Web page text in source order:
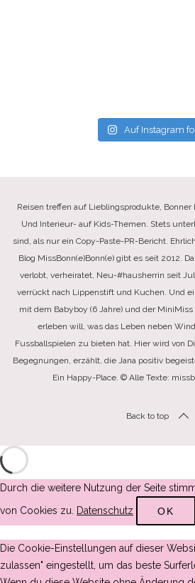
Auf Instagram
Reisen treffen auf Lieblingsprodukte, Bonner
Und Interieur- auf Kids-Themen. Stets
sind, als nur ein Copy-Paste-PR-Bericht.
Blog MissBonn(e)Bonn(e) gibt es seit 2012.
verlobt, verheiratet, Neu-#hausherrin seit
verrückt nach Lippenstift und Kuchen. Und
mit dem Babyboy (6 Jahre) und der MiniMiss
erleben will, was das Leben neben
Fussballspielen zu bieten hat. Hier wird von
Begegnungen, erzählt, die Jana positiv
Ein Happy-Place. © Alle Texte:
Back to top
Durch die weitere Nutzung der Seite
von Cookies zu. Datenschutz OK
Die Cookie-Einstellungen auf dieser
zulassen" eingestellt, um das beste